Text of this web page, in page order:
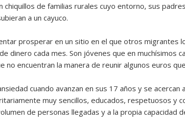
de familias rurales cuyo entorno, sus
a un cayuco.
prosperar en un sitio en el que otros migrantes
dinero cada mes. Son jóvenes que en muchísimos
encuentran la manera de reunir algunos euros
cuando avanzan en sus 17 años y se
muy sencillos, educados, respetuosos y
de personas llegadas y a la propia capacidad